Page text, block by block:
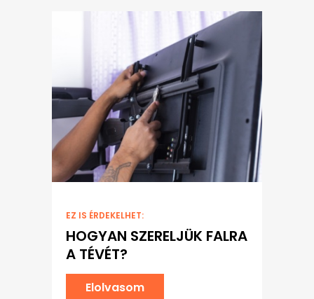
EZ IS ÉRDEKELHET:
HOGYAN SZERELJÜK FALRA
A TÉVÉT?
Elolvasom